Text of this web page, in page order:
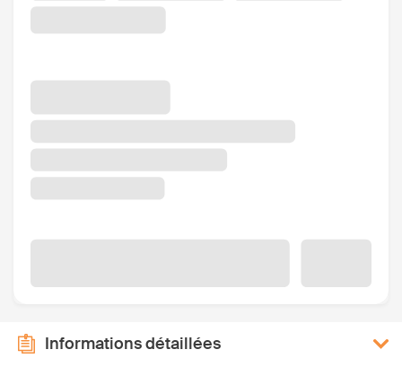
Informations détaillées